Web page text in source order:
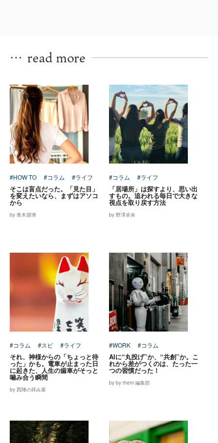
… read more
#HOW TO #コラム #ライフ
そこは盲点だった。「見た目」
を変えたいなら、まずはアソコ
から
by 青木朋博
#コラム #ライフ
「居場所」は探すより、思い出
すもの。追われる毎日で大きな
視点を取り戻す方法
by 野澤卓央
#コラム #スピ #ライフ
それ、神様からの「ちょっと待
った」かも。電車が止まった日
に起きた、人生の歯車がそっと
噛み合う瞬間
by 西陣の拝み屋
#WORK #コラム
AIに“丸投げ”か、“共創”か。こ
れから差がつくのは、たった一
つの習慣だった！
by by them 編集部